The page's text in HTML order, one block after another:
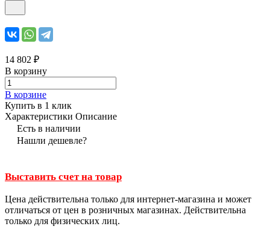
14 802 ₽
В корзину
В корзине
Купить в 1 клик
Характеристики Описание
Есть в наличии
Нашли дешевле?
Выставить счет на товар
Цена действительна только для интернет-магазина и может
отличаться от цен в розничных магазинах. Действительна
только для физических лиц.